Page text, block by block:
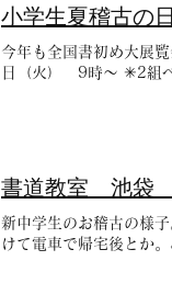
小学生夏稽古の
今年も全国書初め大展
日（火） 9時〜 ✳︎2組
書道教室 池袋
新中学生のお稽古の様
けて電車で帰宅後とか